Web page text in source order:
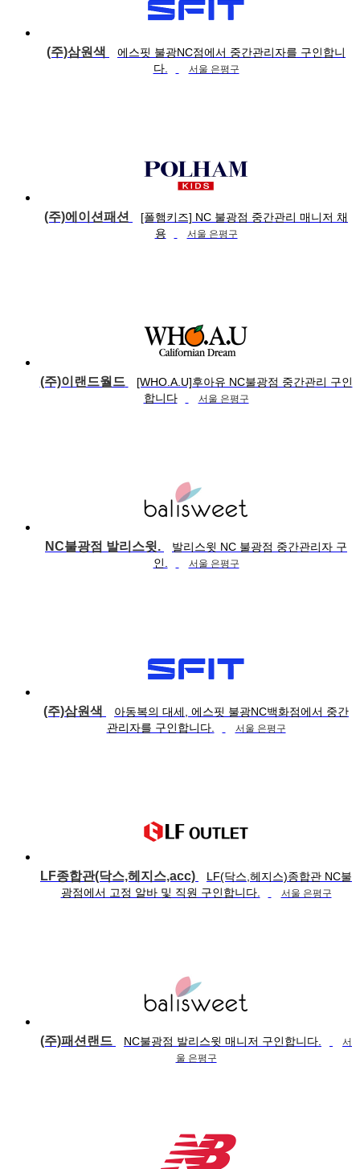
(주)삼원색
에스핏 불광NC점에서 중간관리자를 구인합니
다.
서울 은평구
(주)에이션패션
[폴햄키즈] NC 불광점 중간관리 매니저 채
용
서울 은평구
(주)이랜드월드
[WHO.A.U]후아유 NC불광점 중간관리 구인
합니다
서울 은평구
NC불광점 발리스윗.
발리스윗 NC 불광점 중간관리자 구
인.
서울 은평구
(주)삼원색
아동복의 대세, 에스핏 불광NC백화점에서 중간
관리자를 구인합니다.
서울 은평구
LF종합관(닥스,헤지스,acc)
LF(닥스,헤지스)종합관 NC불
광점에서 고정 알바 및 직원 구인합니다.
서울 은평구
(주)패션랜드 NC불광점 발리스윗 매니저 구인합니다.
서
울 은평구